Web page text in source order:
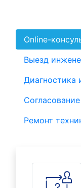
Online-
Выезд
Диагностика
Ремонт